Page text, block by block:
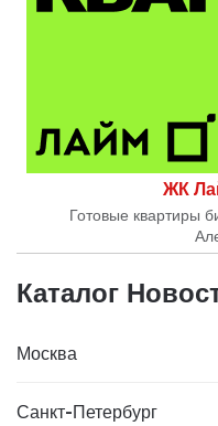
ЖК
Готовые квартиры
Каталог
Москва
Санкт-Петербург